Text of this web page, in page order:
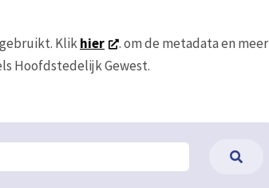
Klikhier
. om de metadata en meer
Hoofdstedelijk Gewest.